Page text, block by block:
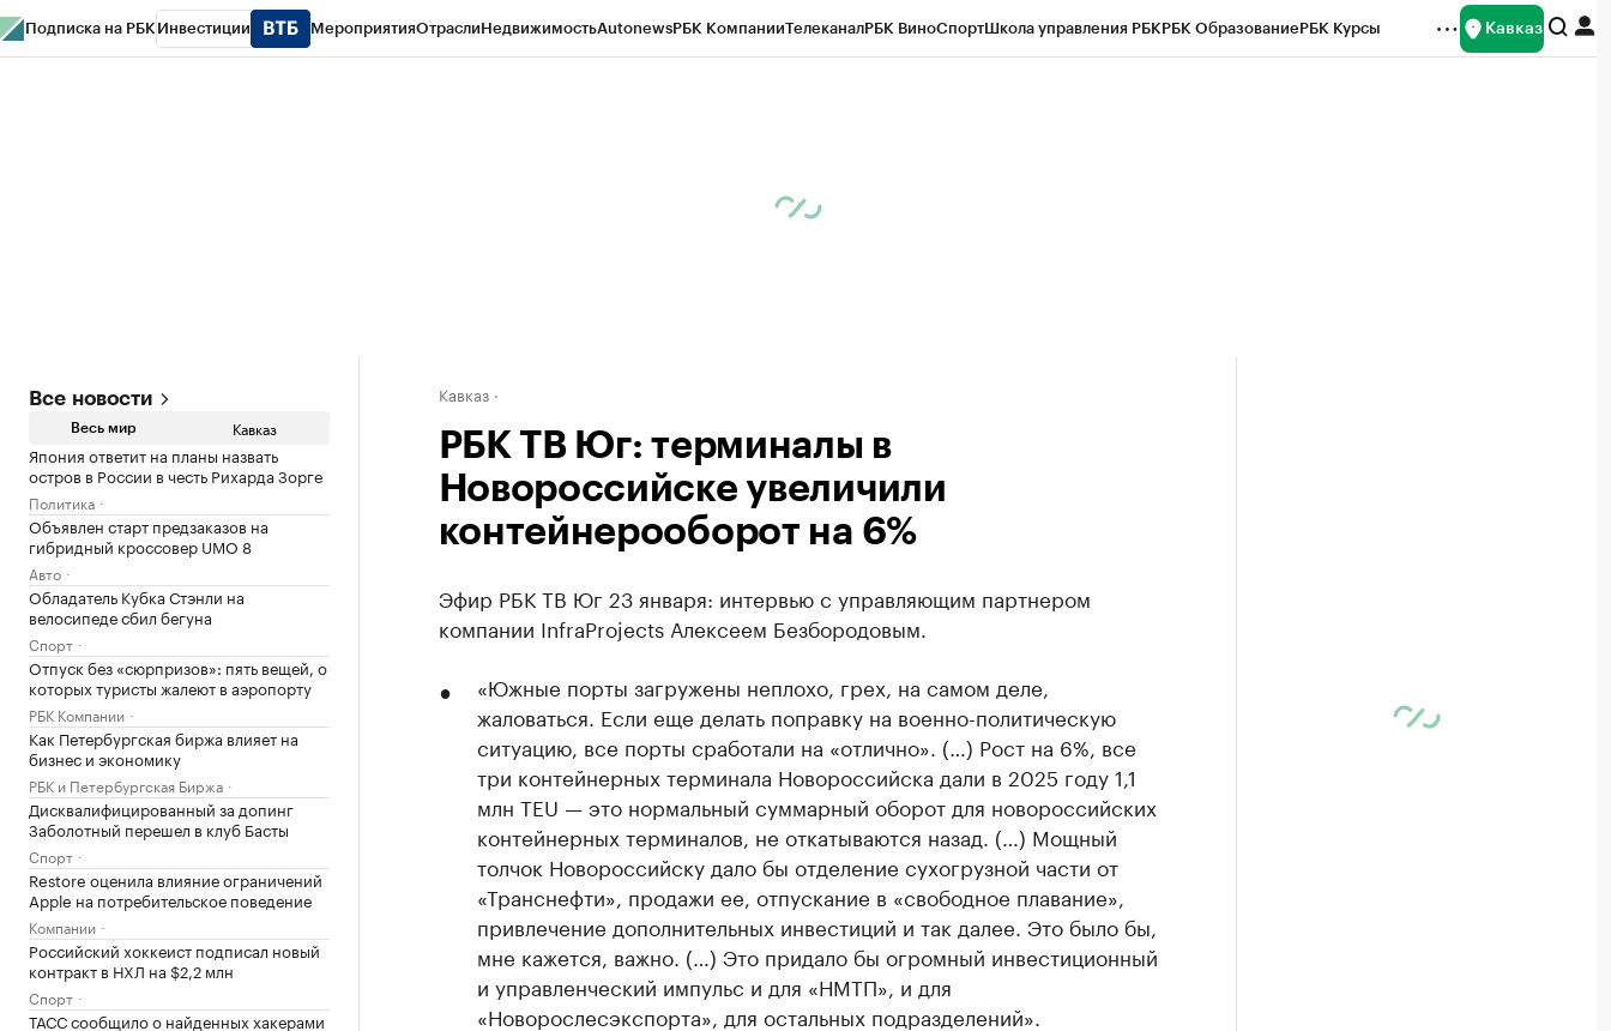
Подписка на РБК Инвестиции МероприятияОтраслиНедвижимостьAutonewsРБК КомпанииТелеканалРБК ВиноСпортШкола управления РБКРБК ОбразованиеРБК Курсы Кавказ
Все новости
Весь мир Кавказ
Япония ответит на планы назвать
остров в России в честь Рихарда Зорге
Политика
Объявлен старт предзаказов на
гибридный кроссовер UMO 8
Авто
Обладатель Кубка Стэнли на
велосипеде сбил бегуна
Спорт
Отпуск без «сюрпризов»: пять вещей, о
которых туристы жалеют в аэропорту
РБК Компании
Как Петербургская биржа влияет на
бизнес и экономику
РБК и Петербургская Биржа
Дисквалифицированный за допинг
Заболотный перешел в клуб Басты
Спорт
Restore оценила влияние ограничений
Apple на потребительское поведение
Компании
Российский хоккеист подписал новый
контракт в НХЛ на $2,2 млн
Спорт
ТАСС сообщило о найденных хакерами
Кавказ
РБК ТВ Юг: терминалы в
Новороссийске увеличили
контейнерооборот на 6%
Эфир РБК ТВ Юг 23 января: интервью с управляющим партнером
компании InfraProjects Алексеем Безбородовым.
«Южные порты загружены неплохо, грех, на самом деле,
жаловаться. Если еще делать поправку на военно-политическую
ситуацию, все порты сработали на «отлично». (…) Рост на 6%, все
три контейнерных терминала Новороссийска дали в 2025 году 1,1
млн TEU — это нормальный суммарный оборот для новороссийских
контейнерных терминалов, не откатываются назад. (…) Мощный
толчок Новороссийску дало бы отделение сухогрузной части от
«Транснефти», продажи ее, отпускание в «свободное плавание»,
привлечение дополнительных инвестиций и так далее. Это было бы,
мне кажется, важно. (…) Это придало бы огромный инвестиционный
и управленческий импульс и для «НМТП», и для
«Новорослесэкспорта», для остальных подразделений».